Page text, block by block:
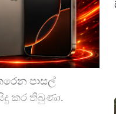
පාසල්
කර තිබුණා.